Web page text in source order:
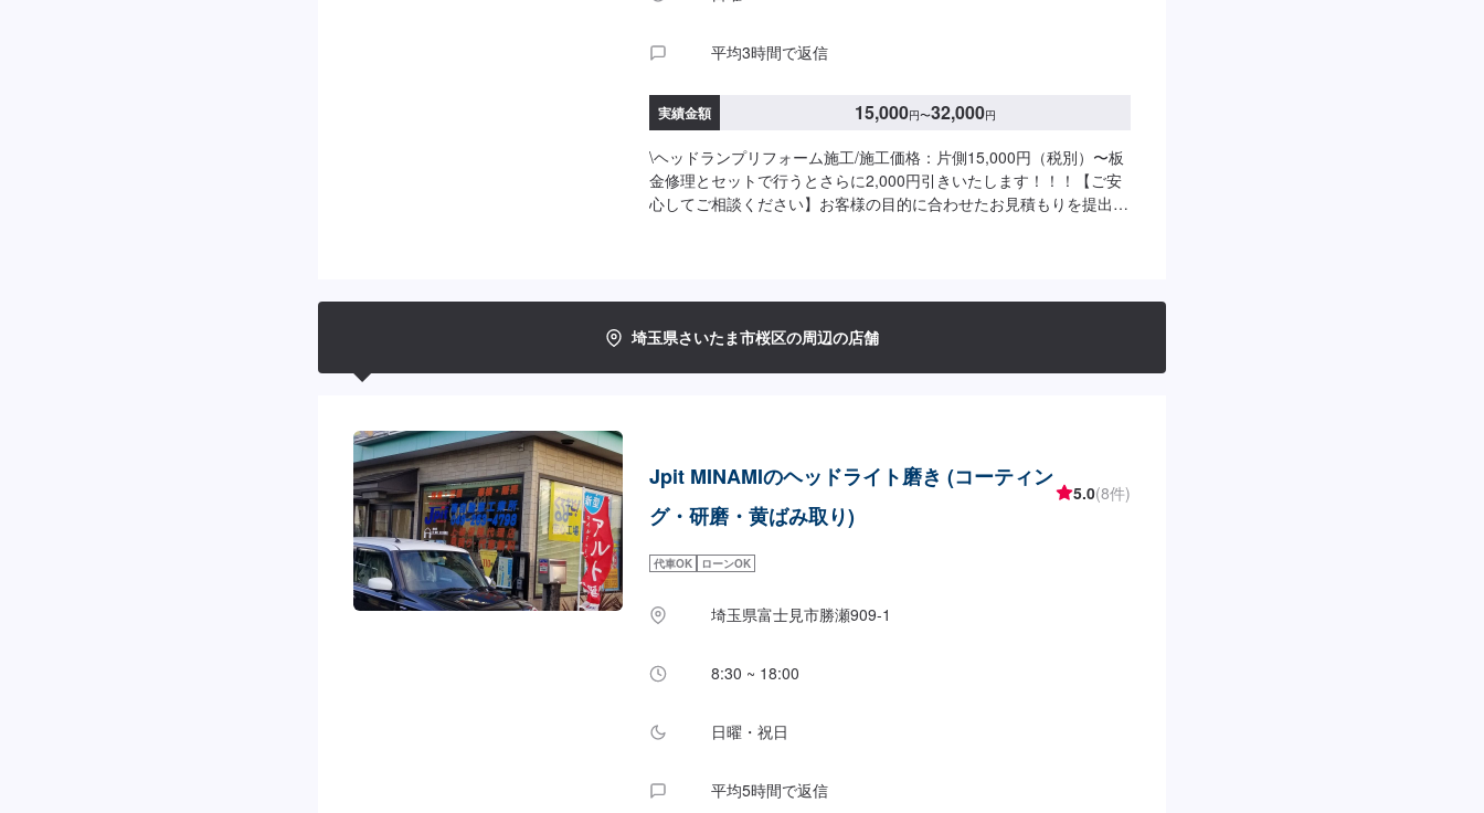
平均3時間で返信
実績金額 15,000円〜32,000円
\ヘッドランプリフォーム施工/施工価格：片側15,000円（税別）〜板
金修理とセットで行うとさらに2,000円引きいたします！！！【ご安
心してご相談ください】お客様の目的に合わせたお見積もりを提出し
します。お車のことでご不明な点や、不安な点はしっかり伺い、丁寧
の流れ】【1】お問い合わせ【2】車の確認・お見積もりの作成【3】
日・営業時間】定休日：不定休日曜日はお問い合わせください。営業
時間：9:00~18:00
埼玉県さいたま市桜区の周辺の店舗
Jpit MINAMIのヘッドライト磨き (コーティン
グ・研磨・黄ばみ取り)
5.0(8件)
代車OK ローンOK
埼玉県富士見市勝瀬909‐1
8:30 ~ 18:00
日曜・祝日
平均5時間で返信